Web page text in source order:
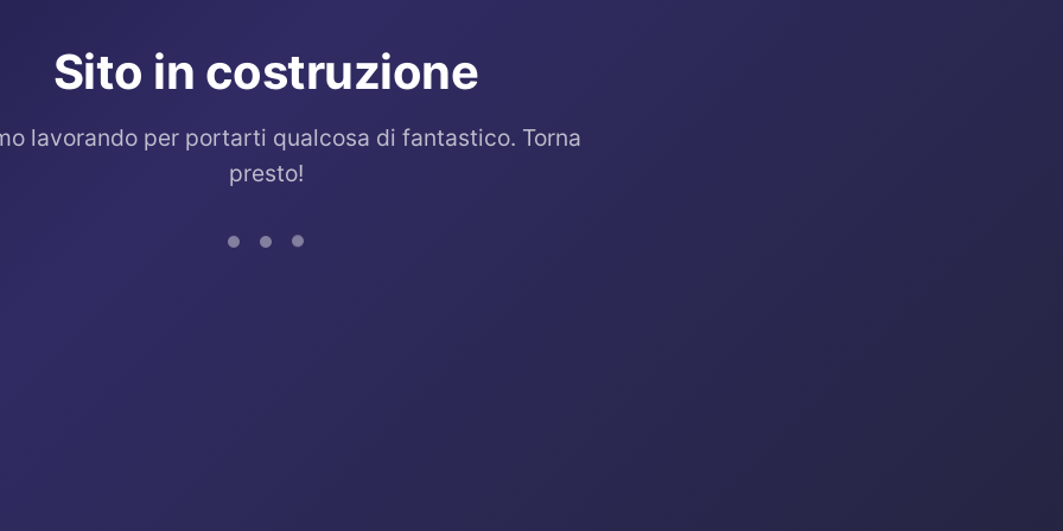
Sito in costruzione
lavorando per portarti qualcosa di fantastico. Torna
presto!